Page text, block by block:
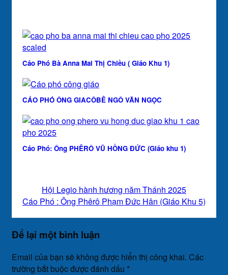
Cáo Phó Bà Anna Mai Thị Chiều ( Giáo Khu 1)
CÁO PHÓ ÔNG GIACÔBÊ NGÔ VĂN NGỌC
Cáo Phó: Ông PHÊRÔ VŨ HỒNG ĐỨC (Giáo khu 1)
Hội Legio hành hương năm Thánh 2025
Cáo Phó : Ông Phêrô Phạm Đức Hân (Giáo Khu 5)
Để lại một bình luận
Email của bạn sẽ không được hiển thị công khai. Các
trường bắt buộc được đánh dấu *